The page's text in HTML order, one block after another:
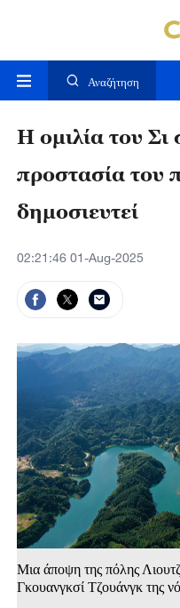
Αναζήτηση
Η ομιλία του Σι
προστασία του
δημοσιευτεί
02:21:46 01-Aug-2025
Μια άποψη της πόλης
Γκουανγκσί Τζουάνγκ της